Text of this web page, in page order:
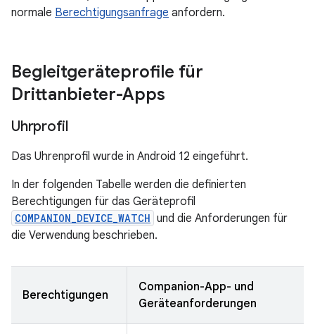
normale Berechtigungsanfrage anfordern.
Begleitgeräteprofile für
Drittanbieter-Apps
Uhrprofil
Das Uhrenprofil wurde in Android 12 eingeführt.
In der folgenden Tabelle werden die definierten
Berechtigungen für das Geräteprofil
COMPANION_DEVICE_WATCH und die Anforderungen für
die Verwendung beschrieben.
Berechtigungen
Companion-App- und
Geräteanforderungen